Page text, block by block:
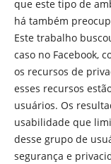
que este tipo de
há também
Este trabalho
caso no Facebook,
os recursos de
esses recursos
usuários. Os
usabilidade que
desse grupo de
segurança e